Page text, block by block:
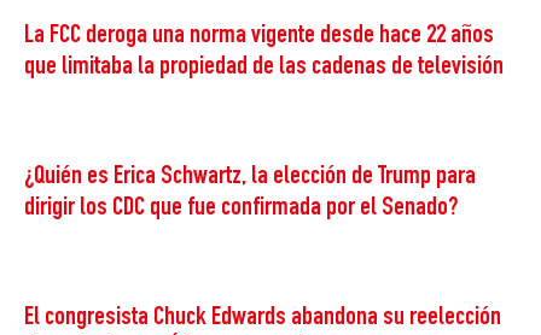
La FCC deroga una norma vigente desde hace 22 años
que limitaba la propiedad de las cadenas de televisión
¿Quién es Erica Schwartz, la elección de Trump para
dirigir los CDC que fue confirmada por el Senado?
El congresista Chuck Edwards abandona su reelección